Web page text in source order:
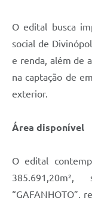
O edital busca
social de
e renda, além de
na captação de
exterior.
Área disponível
O edital
“GAFANHOTO”,